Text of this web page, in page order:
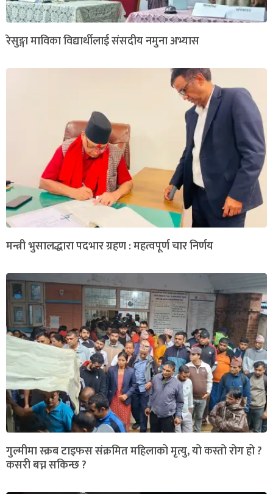
रेसुङ्गा माविका विद्यार्थीलाई संसदीय नमुना अभ्यास
मन्त्री भुसालद्धारा पदभार ग्रहण : महत्वपूर्ण चार निर्णय
गुल्मीमा स्क्रब टाइफस संक्रमित महिलाको मृत्यु, यो कस्तो रोग हो ?
कसरी बच्न सकिन्छ ?